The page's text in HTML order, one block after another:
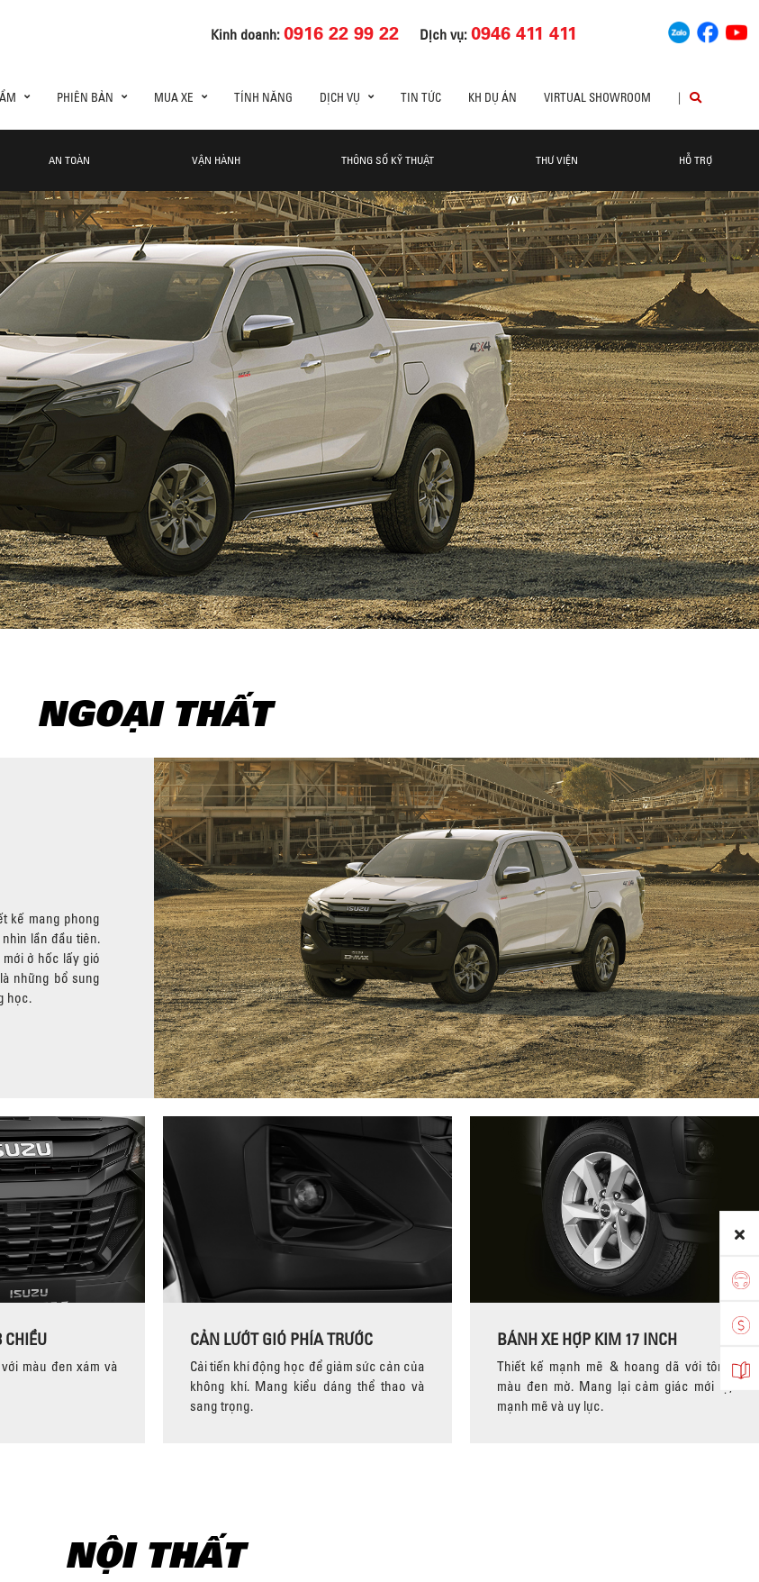
Kinh doanh:0916 22 99 22 Dịch vụ:0946 411 411
PHIÊN BẢN MUA XE TÍNH NĂNG DỊCH VỤ TIN TỨC KH DỰ ÁN VIRTUAL SHOWROOM |
AN TOÀN VẬN HÀNH THÔNG SỐ KỸ THUẬT THƯ VIỆN HỖ TRỢ
NGOẠI THẤT
kế mang phong
lần đầu tiên.
ở hốc lấy gió
những bổ sung
học.
CHIỀU
màu đen xám và
CẢN LƯỚT GIÓ PHÍA TRƯỚC
Cải tiến khí động học để giảm sức cản của
không khí. Mang kiểu dáng thể thao và
sang trọng.
BÁNH XE HỢP KIM 17 INCH
Thiết kế mạnh mẽ & hoang dã với tông
màu đen mờ. Mang lại cảm giác mới lạ,
mạnh mẽ và uy lực.
NỘI THẤT